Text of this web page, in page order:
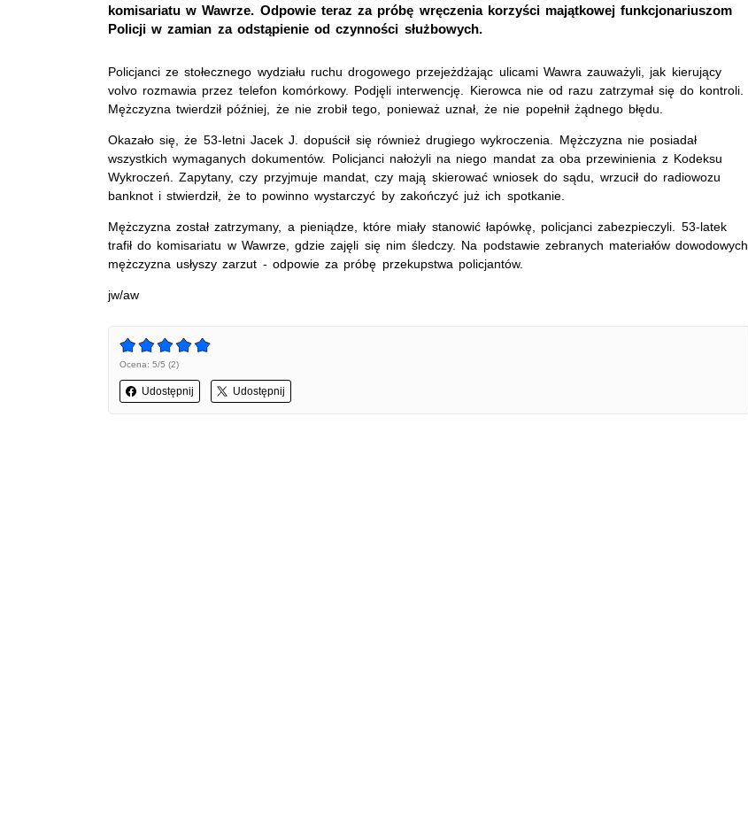
komisariatu w Wawrze. Odpowie teraz za próbę wręczenia korzyści majątkowej funkcjonariuszom
Policji w zamian za odstąpienie od czynności służbowych.
Policjanci ze stołecznego wydziału ruchu drogowego przejeżdżając ulicami Wawra zauważyli, jak kierujący
volvo rozmawia przez telefon komórkowy. Podjęli interwencję. Kierowca nie od razu zatrzymał się do kontroli.
Mężczyzna twierdził później, że nie zrobił tego, ponieważ uznał, że nie popełnił żądnego błędu.
Okazało się, że 53-letni Jacek J. dopuścił się również drugiego wykroczenia. Mężczyzna nie posiadał
wszystkich wymaganych dokumentów. Policjanci nałożyli na niego mandat za oba przewinienia z Kodeksu
Wykroczeń. Zapytany, czy przyjmuje mandat, czy mają skierować wniosek do sądu, wrzucił do radiowozu
banknot i stwierdził, że to powinno wystarczyć by zakończyć już ich spotkanie.
Mężczyzna został zatrzymany, a pieniądze, które miały stanowić łapówkę, policjanci zabezpieczyli. 53-latek
trafił do komisariatu w Wawrze, gdzie zajęli się nim śledczy. Na podstawie zebranych materiałów dowodowych
mężczyzna usłyszy zarzut - odpowie za próbę przekupstwa policjantów.
jw/aw
Ocena: 5/5 (2)
Udostępnij Udostępnij